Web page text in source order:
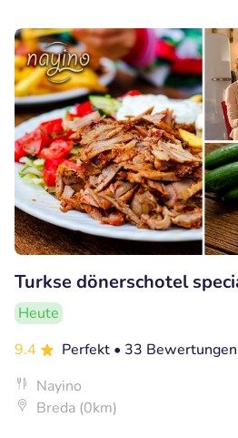
Turkse dönerschotel
Heute
9.4
Perfekt • 33 Bewertungen
Nayino
Breda (0km)